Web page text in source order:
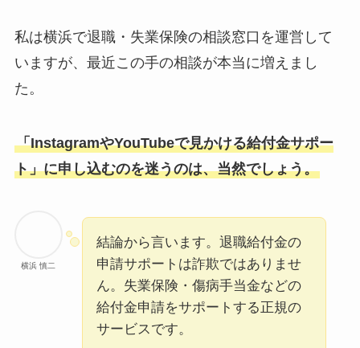
私は横浜で退職・失業保険の相談窓口を運営して
いますが、最近この手の相談が本当に増えまし
た。
「InstagramやYouTubeで見かける給付金サポー
ト」に申し込むのを迷うのは、当然でしょう。
横浜 慎二
結論から言います。退職給付金の
申請サポートは詐欺ではありませ
ん。失業保険・傷病手当金などの
給付金申請をサポートする正規の
サービスです。